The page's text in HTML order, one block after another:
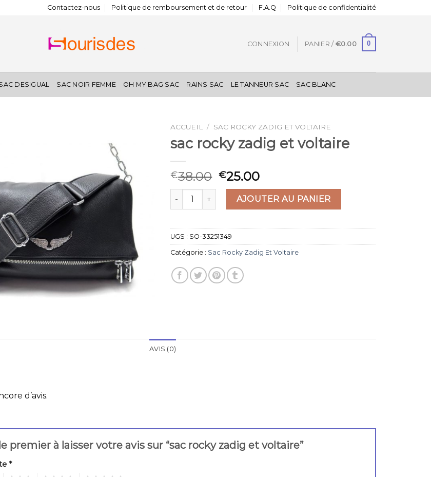
Contactez-nous Politique de remboursement et de retour F.A.Q Politique de confidentialité
CONNEXION PANIER / €0.00 0
DESIGUAL SAC NOIR FEMME OH MY BAG SAC RAINS SAC LE TANNEUR SAC SAC BLANC
ACCUEIL / SAC ROCKY ZADIG ET VOLTAIRE
sac rocky zadig et voltaire
€38.00 €25.00
quantité de sac rocky zadig et voltaire
AJOUTER AU PANIER
UGS : SO-33251349
Catégorie : Sac Rocky Zadig Et Voltaire
AVIS (0)
d’avis.
premier à laisser votre avis sur “sac rocky zadig et voltaire”
*